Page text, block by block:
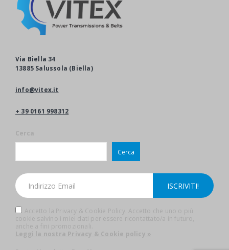
Via Biella 34
13885 Salussola (Biella)
info@vitex.it
+ 39 0161 998312
Cerca
Cerca
Accetto la Privacy & Cookie Policy. Accetto che uno o più
cookie salvino i miei dati per essere ricontattato/a in futuro,
anche a fini promozionali.
Leggi la nostra Privacy & Cookie policy »